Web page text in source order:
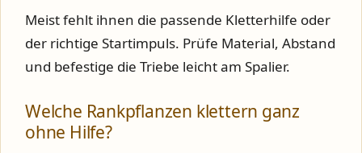
Meist fehlt ihnen die passende Kletterhilfe oder
der richtige Startimpuls. Prüfe Material, Abstand
und befestige die Triebe leicht am Spalier.
Welche Rankpflanzen klettern ganz
ohne Hilfe?